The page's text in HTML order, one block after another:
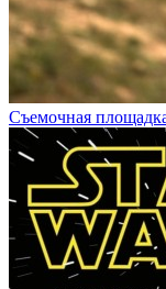
Cъемочная